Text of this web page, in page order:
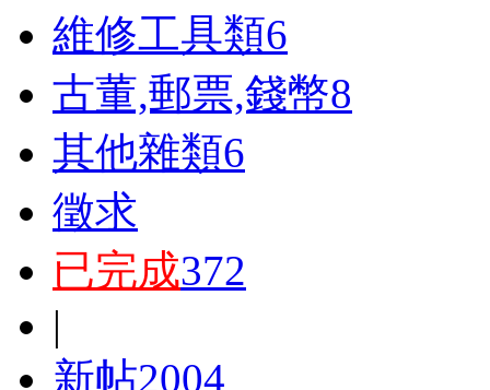
維修工具類6
古董,郵票,錢幣8
其他雜類6
徵求
已完成372
|
新帖2004